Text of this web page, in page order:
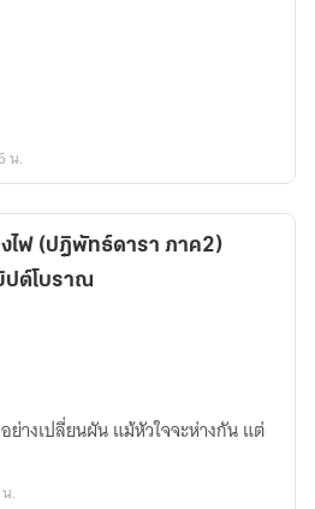
น.
ไฟ (ปฎิพัทธ์ดารา ภาค2)
ปต์โบราณ
ม้หัวใจจะห่างกัน แต่
.